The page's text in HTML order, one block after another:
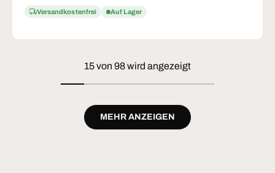
Versandkostenfrei Auf Lager
15 von 98 wird angezeigt
MEHR ANZEIGEN